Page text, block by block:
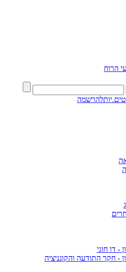
הרוח
להרשמה
- דו חוגי
- חקר התודעה והקוגניציה